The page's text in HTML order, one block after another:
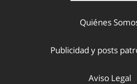
Quiénes
Publicidad y posts
Aviso Legal